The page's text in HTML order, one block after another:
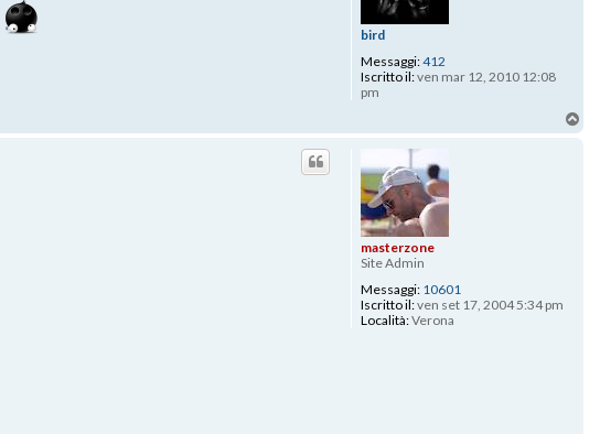
bird
Messaggi:412
Iscritto il:ven mar 12, 2010 12:08
pm
masterzone
Site Admin
Messaggi: 10601
Iscritto il:ven set 17, 2004 5:34 pm
Località:Verona